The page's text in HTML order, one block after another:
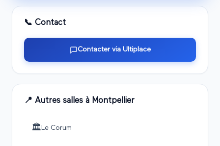
📞 Contact
Contacter via Ultiplace
📍 Autres salles à Montpellier
🏛️ Le Corum